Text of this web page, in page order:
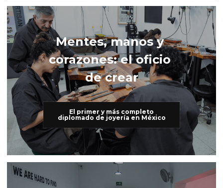
cursos@htf.org.mx
Mentes, manos y
corazones: el oficio
de crear
El primer y más completo
diplomado de joyería en México